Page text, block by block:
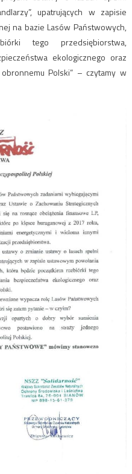
upatrujących w zapisie
na bazie Lasów Państwowych,
tego przedsiębiorstwa,
ekologicznego oraz
Polski” – czytamy w